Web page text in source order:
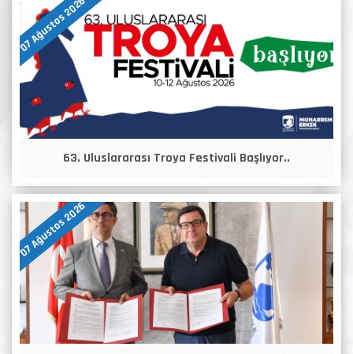
07 Ağustos 2026
63. Uluslararası Troya Festivali Başlıyor..
07 Ağustos 2026